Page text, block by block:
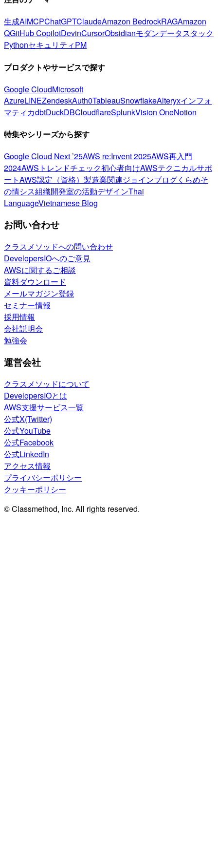
生成AIMCPChatGPTClaudeAmazon BedrockRAGAmazon
QGitHub CopilotDevinCursorObsidianモダンデータスタック
PythonセキュリティPM
プロダクトやサービスで探す
Google CloudMicrosoft
AzureLINEZendeskAuth0TableauSnowflakeAlteryxインフォ
マティカdbtDuckDBCloudflareSplunkVision OneNotion
特集やシリーズから探す
Google Cloud Next ’25AWS re:Invent 2025AWS再入門
2024AWSトレンドチェック初心者向けAWSテクニカルサポ
ートAWS認定（資格） 製造業関連ジョインブログくらめそ
の情シス組織開発室の活動デザインThai
LanguageVietnamese Blog
お問い合わせ
クラスメソッドへの問い合わせ
DevelopersIOへのご意見
AWSに関するご相談
資料ダウンロード
メールマガジン登録
セミナー情報
採用情報
会社説明会
勉強会
運営会社
クラスメソッドについて
DevelopersIOとは
AWS支援サービス一覧
公式X(Twitter)
公式YouTube
公式Facebook
公式LinkedIn
アクセス情報
プライバシーポリシー
クッキーポリシー
© Classmethod, Inc. All rights reserved.